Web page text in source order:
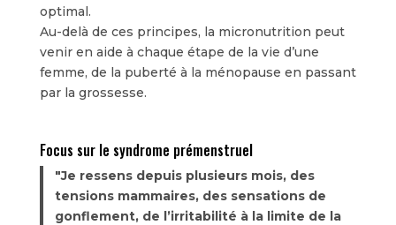
optimal.
Au-delà de ces principes, la micronutrition peut
venir en aide à chaque étape de la vie d’une
femme, de la puberté à la ménopause en passant
par la grossesse.
Focus sur le syndrome prémenstruel
"Je ressens depuis plusieurs mois, des
tensions mammaires, des sensations de
gonflement, de l’irritabilité à la limite de la